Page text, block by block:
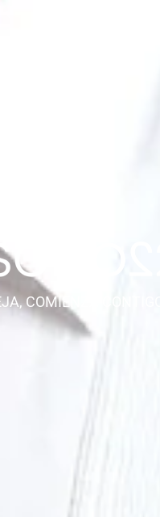
COMIENZA CONTIGO.